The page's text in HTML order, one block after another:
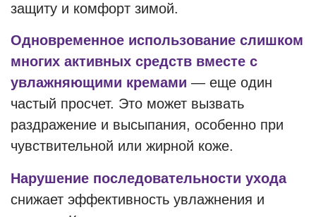
защиту и комфорт зимой.
Одновременное использование слишком
многих активных средств вместе с
увлажняющими кремами — еще один
частый просчет. Это может вызвать
раздражение и высыпания, особенно при
чувствительной или жирной коже.
Нарушение последовательности ухода
снижает эффективность увлажнения и